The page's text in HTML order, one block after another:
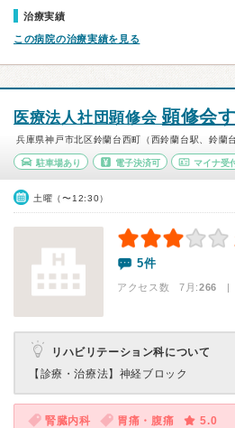
治療実績
この病院の治療実績を見る
医療法人社団顕修会 顕修会
兵庫県神戸市北区鈴蘭台西町（西鈴蘭台駅、鈴蘭
駐車場あり 電子決済可 マイナ受
土曜（〜12:30）
5件
アクセス数 7月:266 |
リハビリテーション科について
【診療・治療法】 神経ブロック
腎臓内科 胃痛・腹痛
5.0